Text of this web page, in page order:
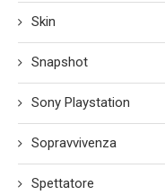
Skin
Snapshot
Sony Playstation
Sopravvivenza
Spettatore